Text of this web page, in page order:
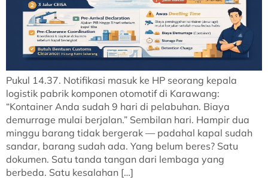
Pukul 14.37. Notifikasi masuk ke HP seorang kepala
logistik pabrik komponen otomotif di Karawang:
“Kontainer Anda sudah 9 hari di pelabuhan. Biaya
demurrage mulai berjalan.” Sembilan hari. Hampir dua
minggu barang tidak bergerak — padahal kapal sudah
sandar, barang sudah ada. Yang belum beres? Satu
dokumen. Satu tanda tangan dari lembaga yang
berbeda. Satu kesalahan […]